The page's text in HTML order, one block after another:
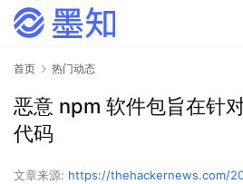
首页 热门动态
恶意 npm 软件包旨在针
代码
文章来源: https://thehackernews.com/